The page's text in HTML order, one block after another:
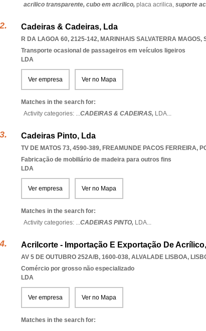
acrilico transparente, cubo em acrilico, placa acrilica, suporte
Cadeiras & Cadeiras, Lda
R DA LAGOA 60, 2125-142, MARINHAIS SALVATERRA MAGOS,
Transporte ocasional de passageiros em veículos ligeiros
LDA
Ver empresa Ver no Mapa
Matches in the search for:
Activity categories: ...CADEIRAS & CADEIRAS, LDA...
Cadeiras Pinto, Lda
TV DE MATOS 73, 4590-389, FREAMUNDE PACOS FERREIRA,
Fabricação de mobiliário de madeira para outros fins
LDA
Ver empresa Ver no Mapa
Matches in the search for:
Activity categories: ...CADEIRAS PINTO, LDA...
Acrilcorte - Importação E Exportação De
AV 5 DE OUTUBRO 252A/B, 1600-038, ALVALADE LISBOA,
Comércio por grosso não especializado
LDA
Ver empresa Ver no Mapa
Matches in the search for: